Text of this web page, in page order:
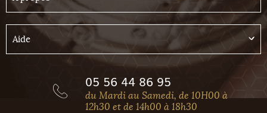
Aide
05 56 44 86 95
du Mardi au Samedi, de 10H00 à
12h30 et de 14h00 à 18h30